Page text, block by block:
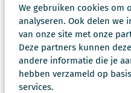
We gebruiken cookies om
analyseren. Ook delen we
van onze site met onze
Deze partners kunnen
andere informatie die je
hebben verzameld op
services.
immers maar zo sterk als
Scherp geloven we dat
mits voorzien van de
een cruciale rol kan
ondermijning. Door te